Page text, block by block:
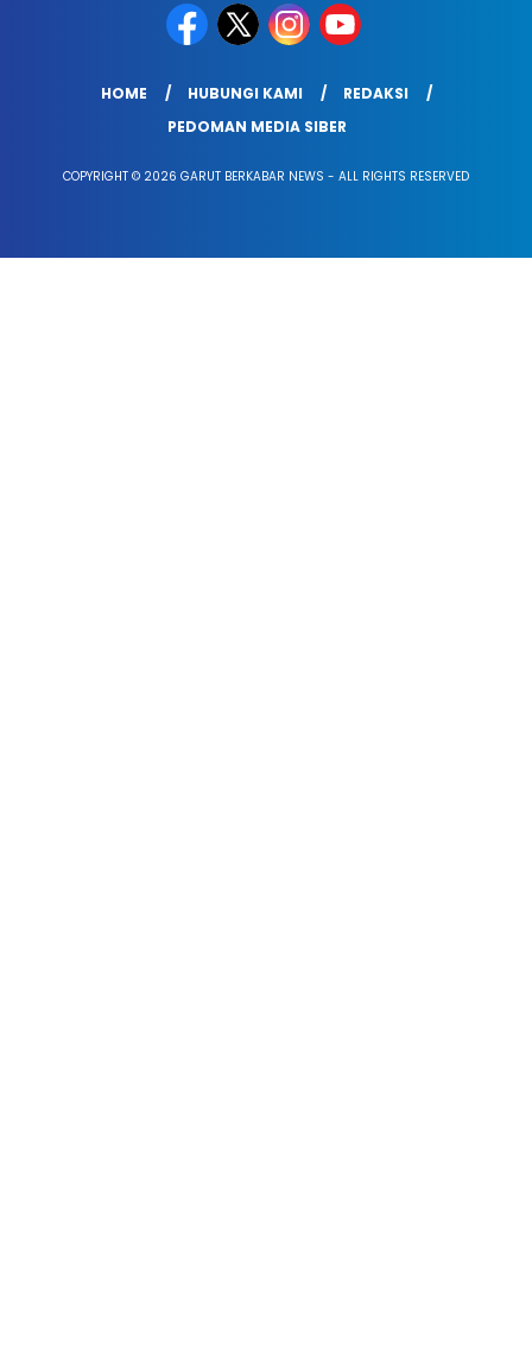
HOME HUBUNGI KAMI
REDAKSI
PEDOMAN MEDIA SIBER
COPYRIGHT © 2026 GARUT BERKABAR NEWS - ALL RIGHTS RESERVED